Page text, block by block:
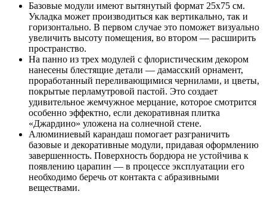
Базовые модули имеют вытянутый формат 25х75 см.
Укладка может производиться как вертикально, так и
горизонтально. В первом случае это поможет визуально
увеличить высоту помещения, во втором — расширить
пространство.
На панно из трех модулей с флористическим декором
нанесены блестящие детали — дамасский орнамент,
проработанный переливающимися чернилами, и цветы,
покрытые перламутровой пастой. Это создает
удивительное жемчужное мерцание, которое смотрится
особенно эффектно, если декоративная плитка
«Джардино» уложена на солнечной стене.
Алюминиевый карандаш помогает разграничить
базовые и декоративные модули, придавая оформлению
завершенность. Поверхность бордюра не устойчива к
появлению царапин — в процессе эксплуатации его
необходимо беречь от контакта с абразивными
веществами.